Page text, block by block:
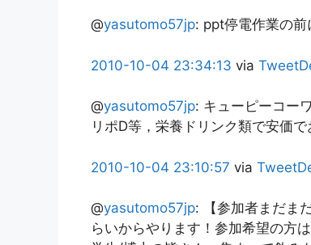
@yasutomo57jp: ppt停電作業の前
2010-10-04 23:34:13 via
@yasutomo57jp: キューピーコー
リポD等，栄養ドリンク類で安価
2010-10-04 23:10:57 via
@yasutomo57jp:
【参加者まだま
らいからやります！参加希望の方